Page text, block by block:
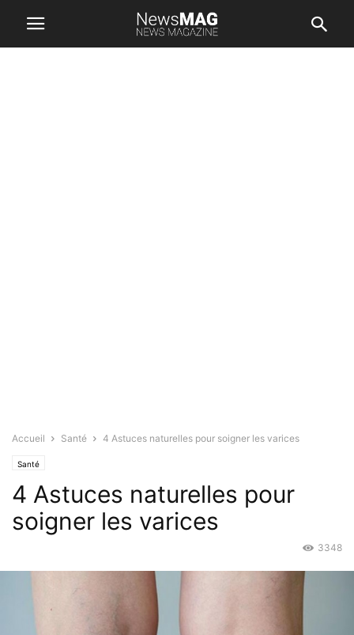
Accueil Santé 4 Astuces naturelles pour soigner les varices
Santé
4 Astuces naturelles pour
soigner les varices
3348